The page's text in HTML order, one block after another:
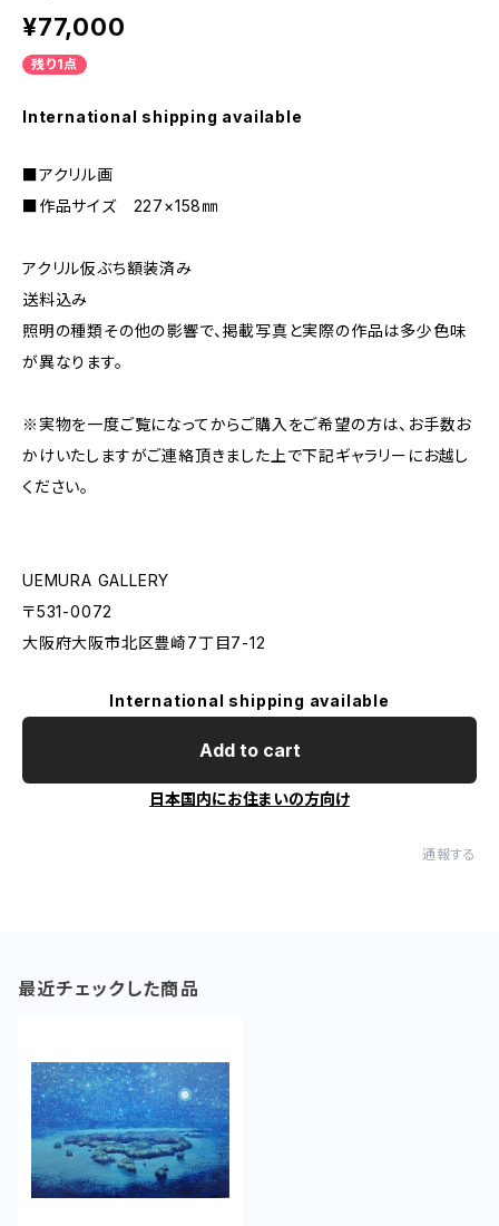
¥77,000
残り1点
International shipping available
■アクリル画
■作品サイズ 227×158㎜
アクリル仮ぶち額装済み
送料込み
照明の種類その他の影響で、掲載写真と実際の作品は多少色味
が異なります。
※実物を一度ご覧になってからご購入をご希望の方は、お手数お
かけいたしますがご連絡頂きました上で下記ギャラリーにお越し
ください。
UEMURA GALLERY
〒531-0072
大阪府大阪市北区豊崎7丁目7-12
International shipping available
Add to cart
日本国内にお住まいの方向け
通報する
最近チェックした商品